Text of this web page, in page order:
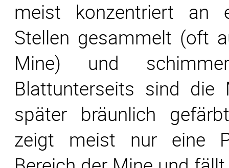
meist konzentriert an
Stellen gesammelt (oft
Mine) und
Blattunterseits sind die
später bräunlich
zeigt meist nur eine